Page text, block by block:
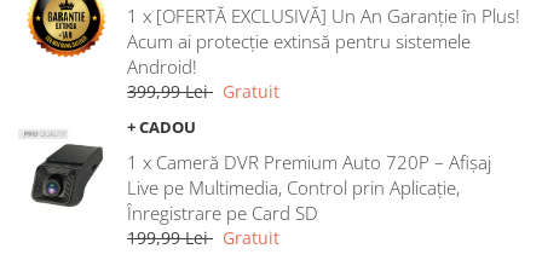
Rame adaptoare Ford
Rame adaptoare M-Benz
Rame adaptoare Opel
Rame adaptoare Skoda
Rame adaptoare Suzuki
1 x [OFERTĂ EXCLUSIVĂ] Un An Garanție în Plus!
Acum ai protecție extinsă pentru sistemele
Android!
399,99 Lei Gratuit
+ CADOU
1 x Cameră DVR Premium Auto 720P – Afișaj
Live pe Multimedia, Control prin Aplicație,
Înregistrare pe Card SD
199,99 Lei Gratuit